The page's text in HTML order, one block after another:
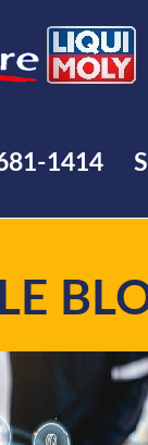
1414
LE